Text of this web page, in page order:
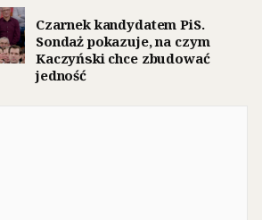
Czarnek kandydatem PiS.
Sondaż pokazuje, na czym
Kaczyński chce zbudować
jedność